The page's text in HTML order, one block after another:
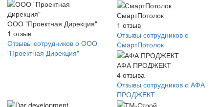
ООО "Проектная Дирекция"
1 отзыв
Отзывы сотрудников о ООО
"Проектная Дирекция"
СмартПотолок
1 отзыв
Отзывы сотрудников о
СмартПотолок
АФА ПРОДЖЕКТ
4 отзыва
Отзывы сотрудников о АФА
ПРОДЖЕКТ